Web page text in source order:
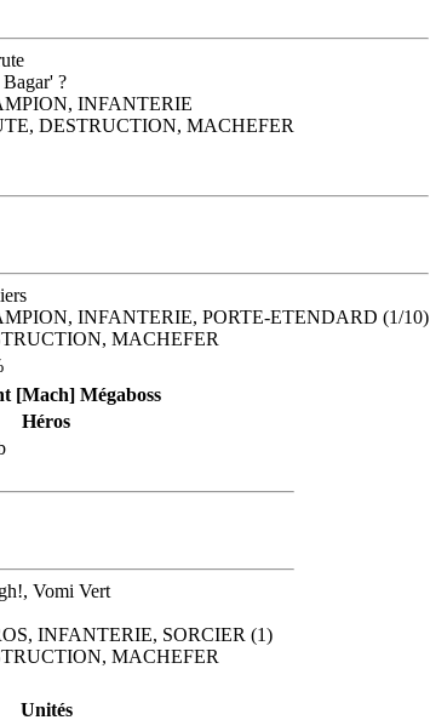
?
INFANTERIE
DESTRUCTION, MACHEFER
INFANTERIE, PORTE-ETENDARD (1/10)
MACHEFER
[Mach] Mégaboss
Héros
Vomi Vert
INFANTERIE, SORCIER (1)
MACHEFER
Unités